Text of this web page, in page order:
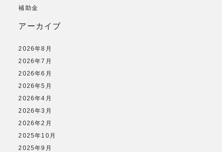
補助金
アーカイブ
2026年8月
2026年7月
2026年6月
2026年5月
2026年4月
2026年3月
2026年2月
2025年10月
2025年9月